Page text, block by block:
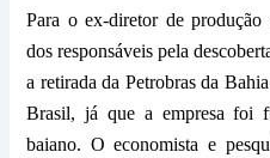
Para o ex-diretor de
dos responsáveis pela
a retirada da Petrobras da
Brasil, já que a empresa foi
baiano. O economista e